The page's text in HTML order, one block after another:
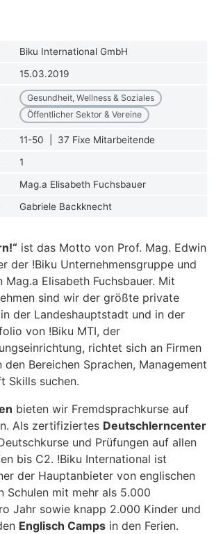
Biku International GmbH
15.03.2019
Gesundheit, Wellness & Soziales
Öffentlicher Sektor & Vereine
11-50 | 37 Fixe Mitarbeitende
1
Mag.a Elisabeth Fuchsbauer
Gabriele Backknecht
ist das Motto von Prof. Mag. Edwin
der !Biku Unternehmensgruppe und
Mag.a Elisabeth Fuchsbauer. Mit
sind wir der größte private
der Landeshauptstadt und in der
von !Biku MTI, der
richtet sich an Firmen
den Bereichen Sprachen, Management
Skills suchen.
bieten wir Fremdsprachkurse auf
Als zertifiziertes Deutschlerncenter
und Prüfungen auf allen
bis C2. !Biku International ist
der Hauptanbieter von englischen
Schulen mit mehr als 5.000
Jahr sowie knapp 2.000 Kinder und
Englisch Camps in den Ferien.